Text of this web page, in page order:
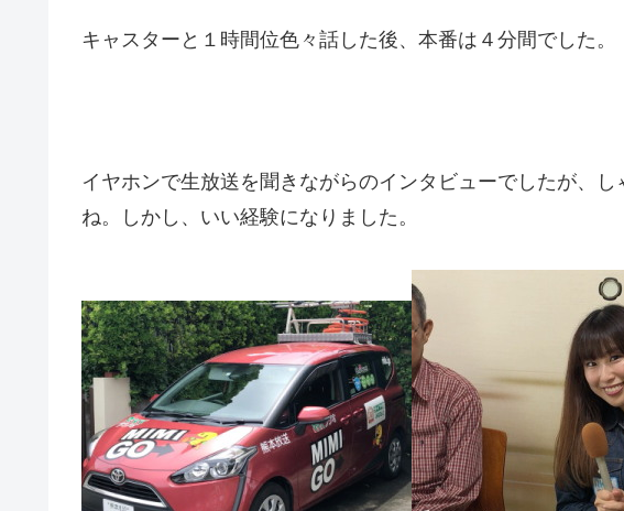
キャスターと１時間位色々話した後、本番は４分間でした。
イヤホンで生放送を聞きながらのインタビューでしたが、
ね。しかし、いい経験になりました。